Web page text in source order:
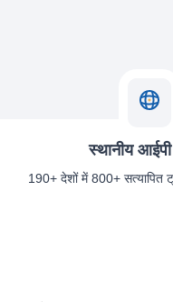
स्थानीय
190+ देशों में 800+ सत्यापित